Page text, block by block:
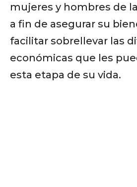
mujeres y hombres de
a fin de asegurar su
facilitar sobrellevar las
económicas que les
esta etapa de su vida.